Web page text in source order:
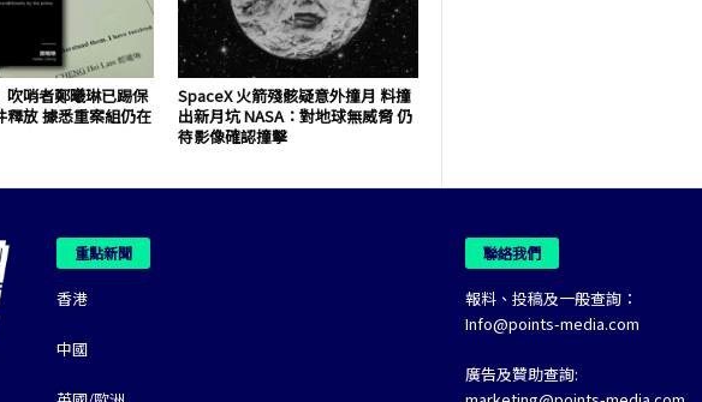
吹哨者鄭曦琳已踢保
釋放 據悉重案組仍在
SpaceX 火箭殘骸疑意外撞月 料撞
出新月坑 NASA：對地球無威脅 仍
待影像確認撞擊
重點新聞
香港
中國
聯絡我們
報料、投稿及一般查詢：
Info@points-media.com
廣告及贊助查詢: